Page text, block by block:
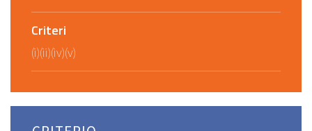
Criteri
(i)(ii)(iv)(v)